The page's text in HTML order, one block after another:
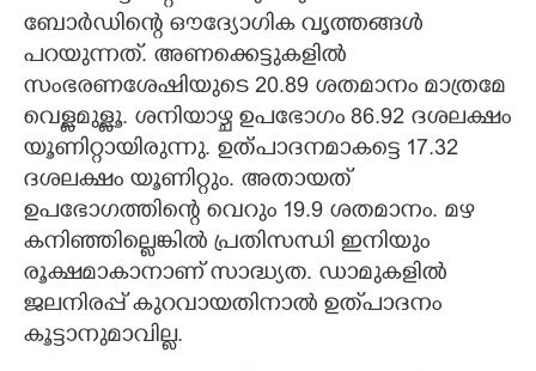
ബോർഡിന്റെ ഔദ്യോഗിക വൃത്തങ്ങൾ
പറയുന്നത്. അണക്കെട്ടുകളിൽ
സംഭരണശേഷിയുടെ 20.89 ശതമാനം മാത്രമേ
വെള്ളമുള്ളൂ. ശനിയാഴ്ച ഉപഭോഗം 86.92 ദശലക്ഷം
യൂണിറ്റായിരുന്നു. ഉത്പാദനമാകട്ടെ 17.32
ദശലക്ഷം യൂണിറ്റും. അതായത്
ഉപഭോഗത്തിന്റെ വെറും 19.9 ശതമാനം. മഴ
കനിഞ്ഞില്ലെങ്കിൽ പ്രതിസന്ധി ഇനിയും
രൂക്ഷമാകാനാണ് സാദ്ധ്യത. ഡാമുകളിൽ
ജലനിരപ്പ് കുറവായതിനാൽ ഉത്‌പാദനം
കൂട്ടാനുമാവില്ല.